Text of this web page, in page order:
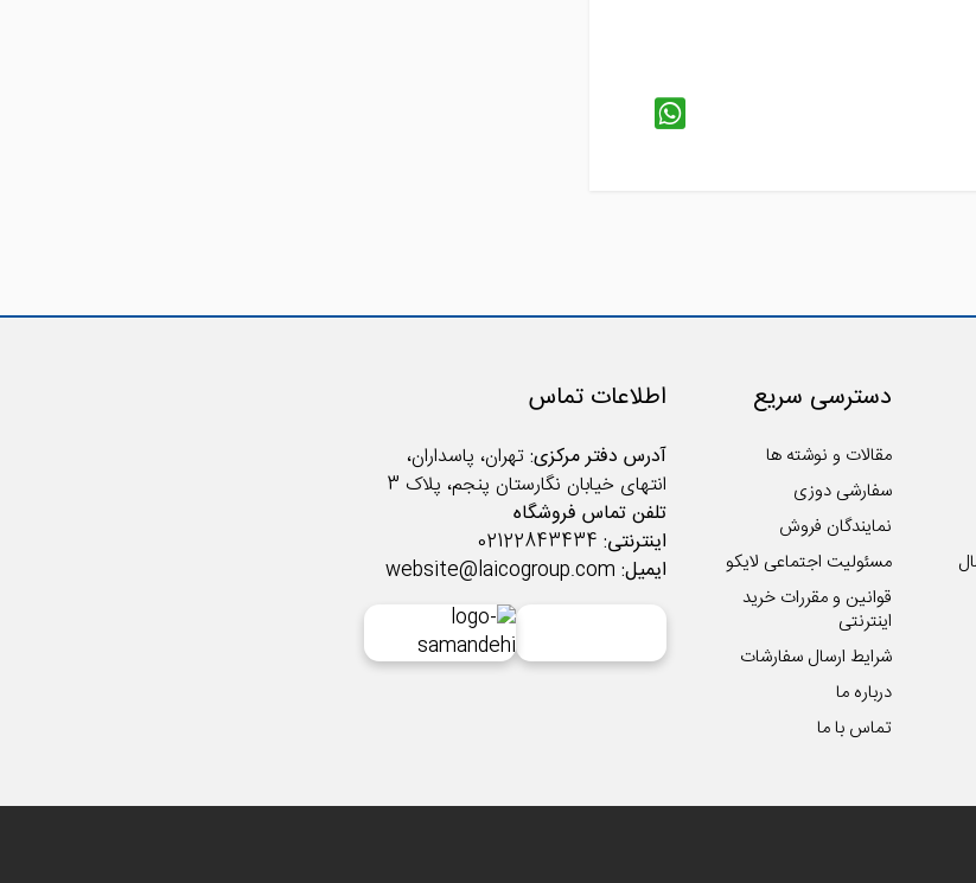
دسترسی سریع
مقالات و نوشته ها
سفارشی دوزی
نمایندگان فروش
مسئولیت اجتماعی لایکو
قوانین و مقررات خرید
اینترنتی
شرایط ارسال سفارشات
درباره ما
تماس با ما
اطلاعات تماس
آدرس دفتر مرکزی:تهران، پاسداران،
انتهای خیابان نگارستان پنجم، پلاک 3
تلفن تماس فروشگاه
اینترنتی:
ایمیل: website@laicogroup.com